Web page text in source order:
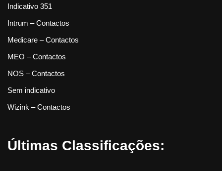
Indicativo 351
Intrum – Contactos
Medicare – Contactos
MEO – Contactos
NOS – Contactos
Sem indicativo
Wizink – Contactos
Últimas Classificações: